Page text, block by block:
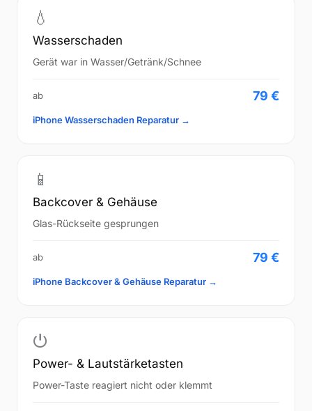
💧
Wasserschaden
Gerät war in Wasser/Getränk/Schnee
ab 79 €
iPhone Wasserschaden Reparatur →
📱
Backcover & Gehäuse
Glas-Rückseite gesprungen
ab 79 €
iPhone Backcover & Gehäuse Reparatur →
⏻
Power- & Lautstärketasten
Power-Taste reagiert nicht oder klemmt